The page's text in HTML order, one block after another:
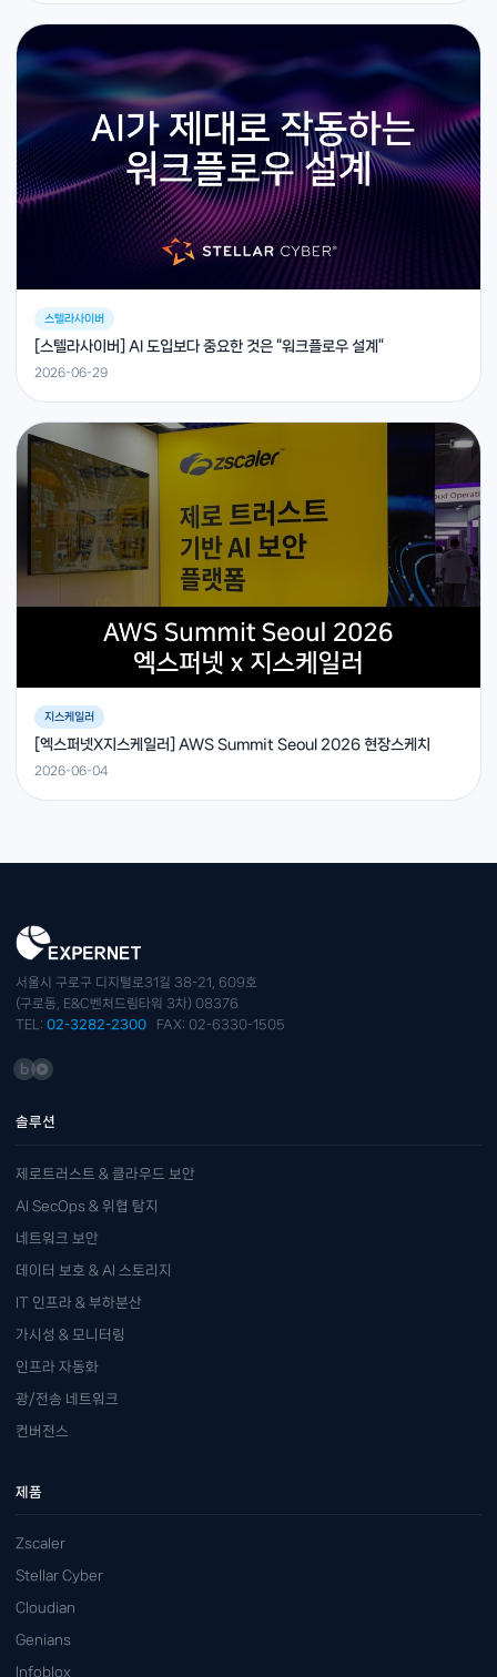
스텔라사이버
[스텔라사이버] AI 도입보다 중요한 것은 “워크플로우 설계”
2026-06-29
지스케일러
[엑스퍼넷X지스케일러] AWS Summit Seoul 2026 현장스케치
2026-06-04
서울시 구로구 디지털로31길 38-21, 609호
(구로동, E&C벤처드림타워 3차) 08376
TEL: 02-3282-2300 FAX: 02-6330-1505
솔루션
제로트러스트 & 클라우드 보안
AI SecOps & 위협 탐지
네트워크 보안
데이터 보호 & AI 스토리지
IT 인프라 & 부하분산
가시성 & 모니터링
인프라 자동화
광/전송 네트워크
컨버전스
제품
Zscaler
Stellar Cyber
Cloudian
Genians
Infoblox